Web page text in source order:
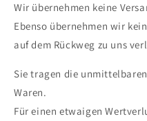
Wir übernehmen keine
Ebenso übernehmen wir
auf dem Rückweg zu uns
Sie tragen die
Waren.
Für einen etwaigen